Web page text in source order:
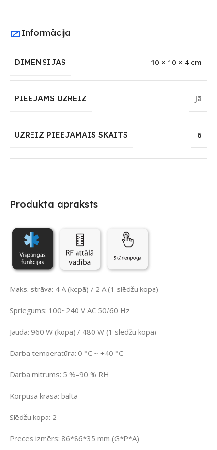
Produkta apraksts
Maks. strāva: 4 A (kopā) / 2 A (1 slēdžu kopa)
Spriegums: 100~240 V AC 50/60 Hz
Jauda: 960 W (kopā) / 480 W (1 slēdžu kopa)
Darba temperatūra: 0 °C ~ +40 °C
Darba mitrums: 5 %–90 % RH
Korpusa krāsa: balta
Slēdžu kopa: 2
Preces izmērs: 86*86*35 mm (G*P*A)
Informācija
DIMENSIJAS 10 × 10 × 4 cm
PIEEJAMS UZREIZ Jā
UZREIZ PIEEJAMAIS SKAITS 6